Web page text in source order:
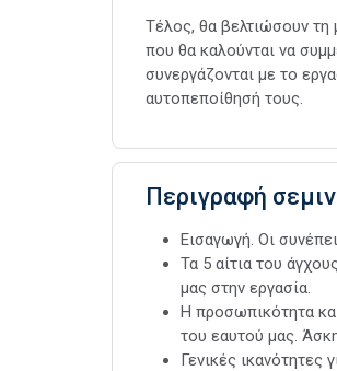
Τέλος, θα βελτιώσουν
που θα καλούνται να
συνεργάζονται με το
αυτοπεποίθησή τους.
Περιγραφή
Εισαγωγή. Οι
Τα 5 αίτια του
μας στην εργασία.
Η προσωπικότητα
του εαυτού μας.
Γενικές ικανότητες